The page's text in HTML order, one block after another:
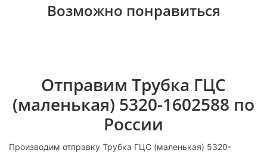
Возможно понравиться
Отправим Трубка ГЦС
(маленькая) 5320-1602588 по
России
Производим отправку Трубка ГЦС (маленькая) 5320-